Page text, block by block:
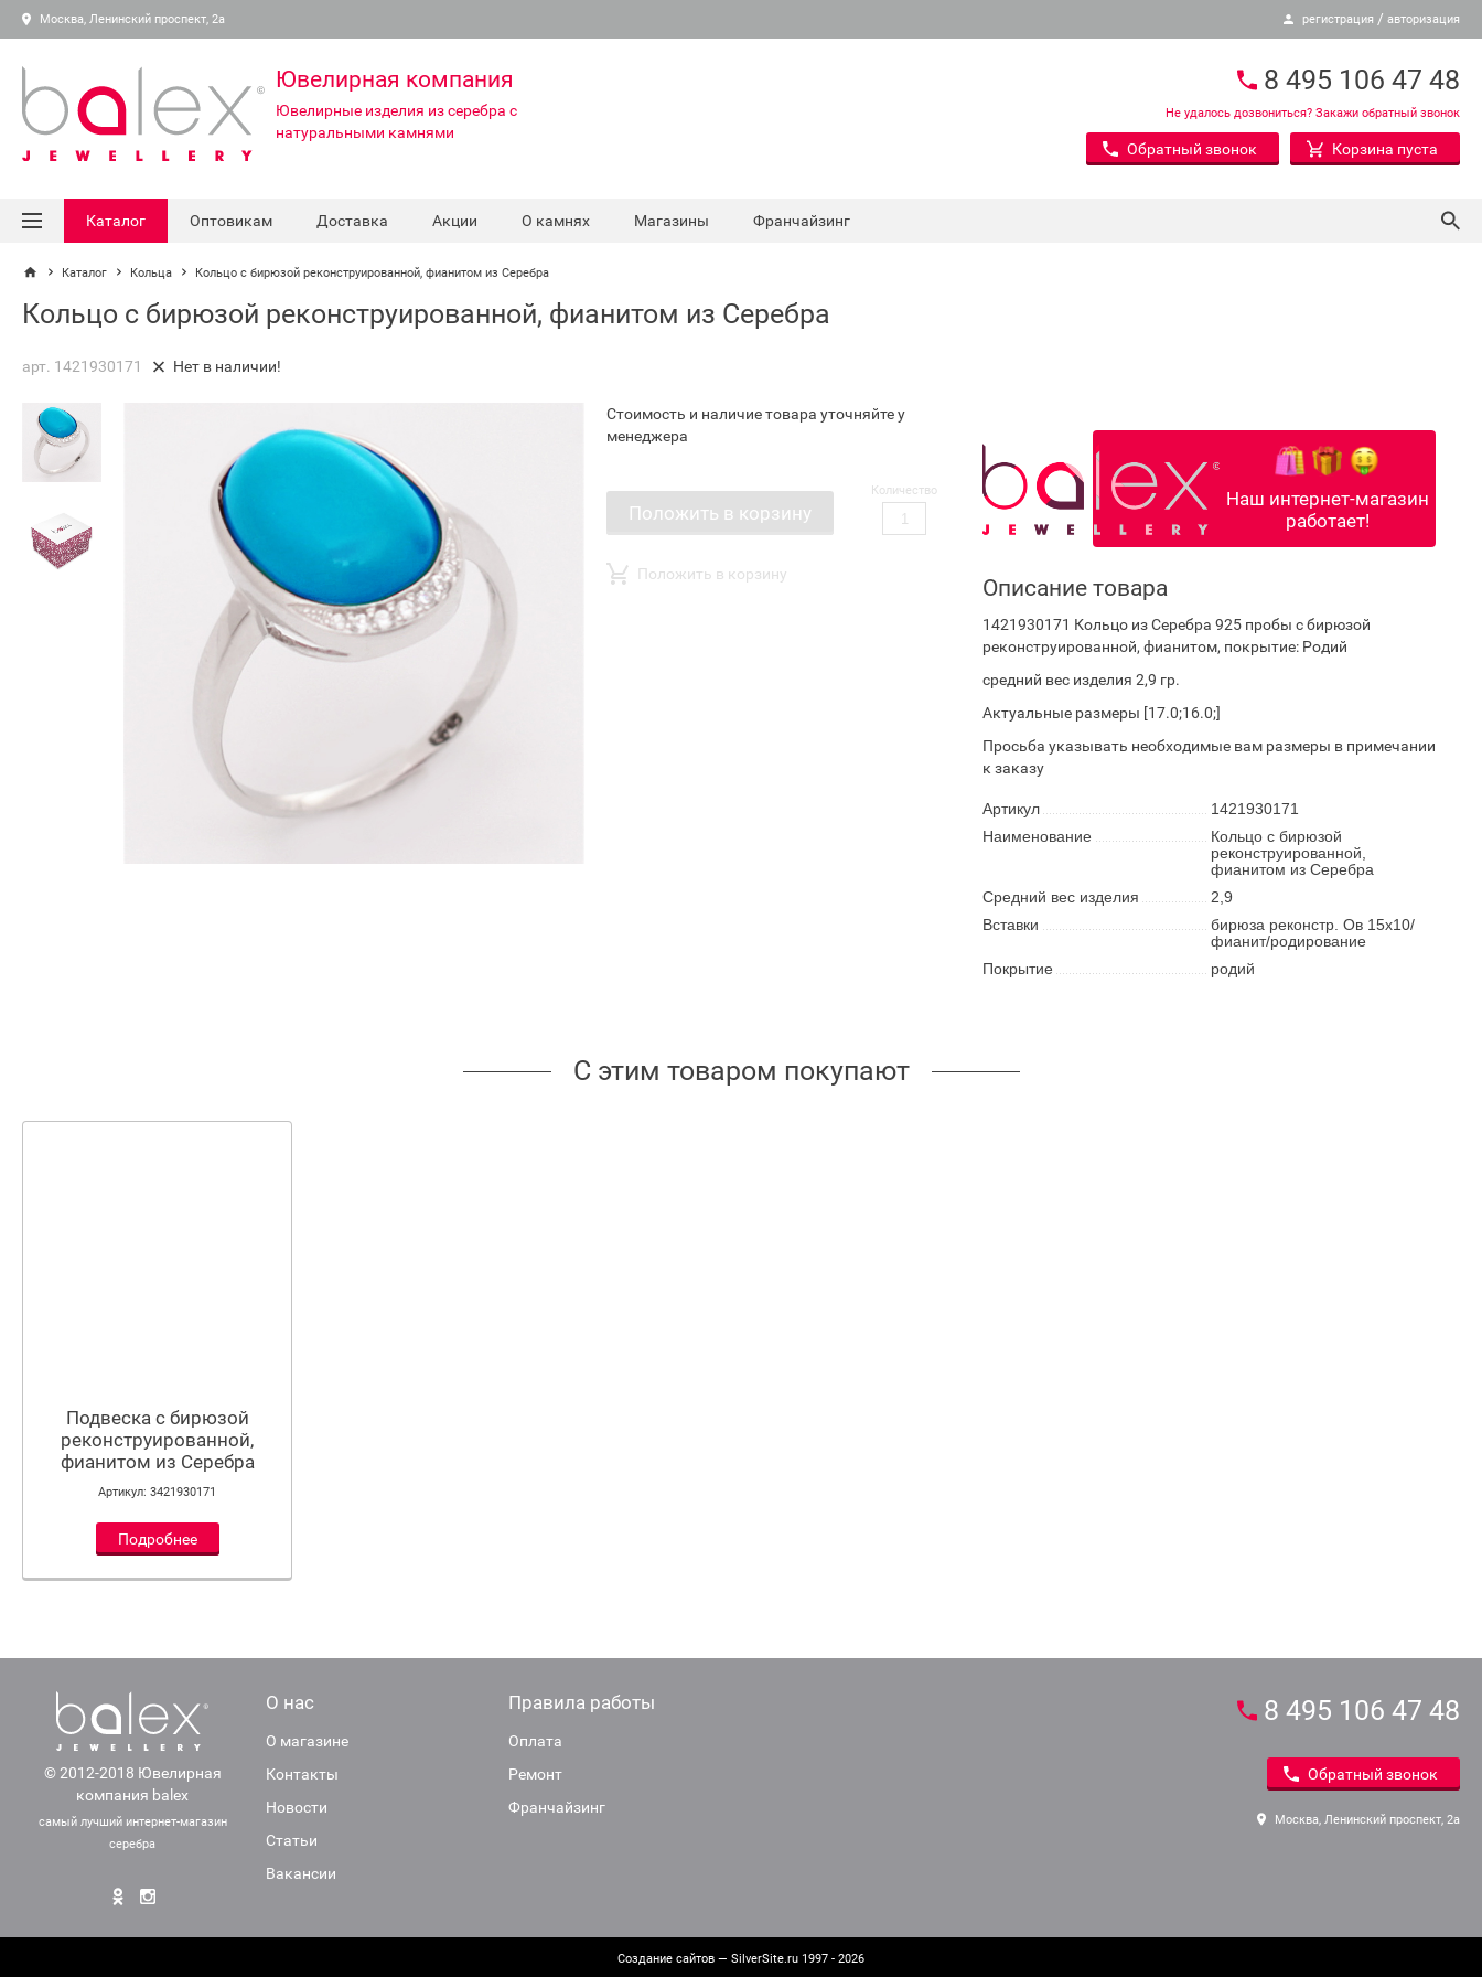
Москва, Ленинский проспект, 2а регистрация / авторизация
Ювелирная компания
Ювелирные изделия из серебра с
натуральными камнями
8 495 106 47 48
Не удалось дозвониться? Закажи обратный звонок
Обратный звонок Корзина пуста
Каталог Оптовикам Доставка Акции О камнях Магазины Франчайзинг
Каталог Кольца Кольцо с бирюзой реконструированной, фианитом из Серебра
Кольцо с бирюзой реконструированной, фианитом из Серебра
арт. 1421930171 Нет в наличии!
Стоимость и наличие товара уточняйте у
менеджера
Положить в корзину
Количество
Положить в корзину
Наш интернет-магазин
работает!
Описание товара
1421930171 Кольцо из Серебра 925 пробы с бирюзой
реконструированной, фианитом, покрытие: Родий
средний вес изделия 2,9 гр.
Актуальные размеры [17.0;16.0;]
Просьба указывать необходимые вам размеры в примечании
к заказу
Артикул
1421930171
Наименование
Кольцо с бирюзой
реконструированной,
фианитом из Серебра
Средний вес изделия
2,9
Вставки
бирюза реконстр. Ов 15х10/
фианит/родирование
Покрытие
родий
С этим товаром покупают
Подвеска с бирюзой
реконструированной,
фианитом из Серебра
Артикул: 3421930171
Подробнее
© 2012-2018 Ювелирная
компания balex
самый лучший интернет-магазин
серебра
О нас
О магазине
Контакты
Новости
Статьи
Вакансии
Правила работы
Оплата
Ремонт
Франчайзинг
8 495 106 47 48
Обратный звонок
Москва, Ленинский проспект, 2а
Создание сайтов — SilverSite.ru 1997 - 2026